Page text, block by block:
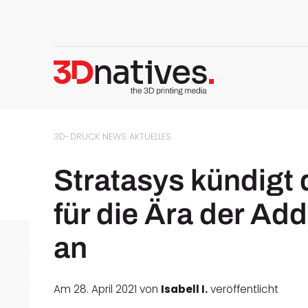
3D-DRUCK NEWS AKTUELLES
Stratasys kündigt
für die Ära der
an
Am 28. April 2021 von Isabell I.veröffentlicht